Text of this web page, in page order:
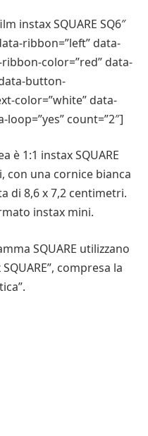
instax SQUARE SQ6″
ribbon=”left” data-
ribbon-color=”red” data-
data-button-
color=”white” data-
count=”2″]
è 1:1 instax SQUARE
con una cornice bianca
di 8,6 x 7,2 centimetri.
instax mini.
SQUARE utilizzano
compresa la